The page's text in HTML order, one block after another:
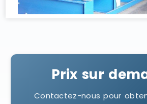
Prix sur
Contactez-nous pour